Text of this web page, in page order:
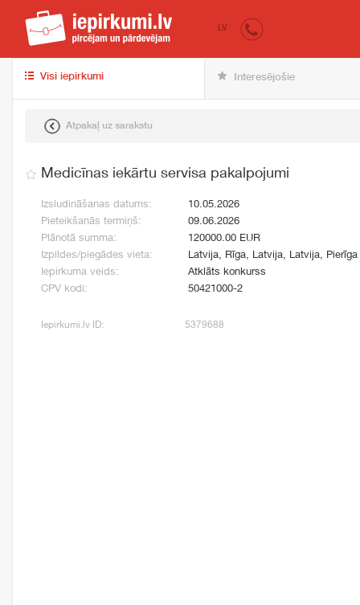
iepirkumi.lv
LV
Visi iepirkumi Interesējošie
Atpakaļ uz sarakstu
Medicīnas iekārtu servisa pakalpojumi
Izsludināšanas datums:
10.05.2026
Pieteikšanās termiņš:
09.06.2026
Plānotā summa:
120000.00 EUR
Izpildes/piegādes vieta:
Latvija, Rīga, Latvija, Latvija, Pierīga
Iepirkuma veids:
Atklāts konkurss
CPV kodi:
50421000-2
Iepirkumi.lv ID: 5379688